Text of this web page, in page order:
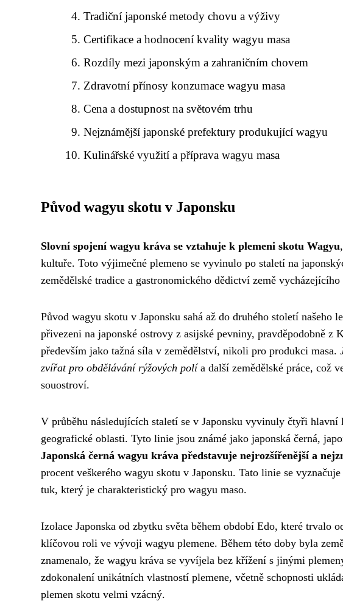
Tradiční japonské metody chovu a výživy
Certifikace a hodnocení kvality wagyu masa
Rozdíly mezi japonským a zahraničním chovem
Zdravotní přínosy konzumace wagyu masa
Cena a dostupnost na světovém trhu
Nejznámější japonské prefektury produkující wagyu
Kulinářské využití a příprava wagyu masa
Původ wagyu skotu v Japonsku
Slovní spojení wagyu kráva se vztahuje k plemeni skotu Wagyu
kultuře. Toto výjimečné plemeno se vyvinulo po staletí na
zemědělské tradice a gastronomického dědictví země vycházejícího
Původ wagyu skotu v Japonsku sahá až do druhého století
přivezeni na japonské ostrovy z asijské pevniny, pravděpodobně z
především jako tažná síla v zemědělství, nikoli pro produkci masa.
zvířat pro obdělávání rýžových polía další zemědělské práce, což
souostroví.
V průběhu následujících staletí se v Japonsku vyvinuly čtyři
geografické oblasti. Tyto linie jsou známé jako japonská černá,
Japonská černá wagyu kráva představuje nejrozšířenější a
procent veškerého wagyu skotu v Japonsku. Tato linie se
tuk, který je charakteristický pro wagyu maso.
Izolace Japonska od zbytku světa během období Edo, které trvalo
klíčovou roli ve vývoji wagyu plemene. Během této doby byla
znamenalo, že wagyu kráva se vyvíjela bez křížení s jinými
zdokonalení unikátních vlastností plemene, včetně schopnosti
plemen skotu velmi vzácný.